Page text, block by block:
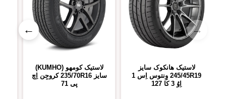
→
←
لاستیک هانکوک سایز
245/45R19
وِنتوس اِس 1
اِوُ 3 کا 127
لاستیک کومهو (KUMHO)
سایز 235/70R16 کروجِن اِچ
پی 71